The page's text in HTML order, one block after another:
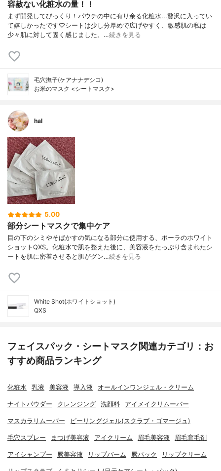
容赦ない化粧水の量！！
まず開発してびっくり！パウチの中に有り余る化粧水...贅沢に入ってい
て嬉しかったです♡シートは少し分厚めで広げやすく、敏感肌の私は
少々肌に対して固く感じました。…続きを見る
毛穴撫子(ケアナナデシコ)
お米のマスク <シートマスク>
hal
5.00
部分シートマスクで集中ケア
目の下のシミやそばかすの気になる部分に使用する、ポーラのホワイト
ショットQXS。化粧水で肌を整えた後に、美容液をたっぷり含まれたシ
ートを肌に密着させると肌がグン…続きを見る
White Shot(ホワイトショット)
QXS
フェイスパック・シートマスク関連カテゴリ：お
すすめ商品ランキング
化粧水 乳液 美容液 導入液 オールインワンジェル・クリーム
ナイトパウダー クレンジング 洗顔料 アイメイクリムーバー
マスカラリムーバー ピーリングジェル(スクラブ・ゴマージュ)
毛穴スプレー まつげ美容液 アイクリーム 眉毛美容液 眉毛育毛剤
アイシャンプー 唇美容液 リップバーム 唇パック リップクリーム